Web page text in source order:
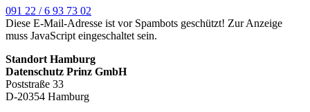
091 22 / 6 93 73 02
Diese E-Mail-Adresse ist vor Spambots geschützt! Zur Anzeige
muss JavaScript eingeschaltet sein.
Standort Hamburg
Datenschutz Prinz GmbH
Poststraße 33
D-20354 Hamburg